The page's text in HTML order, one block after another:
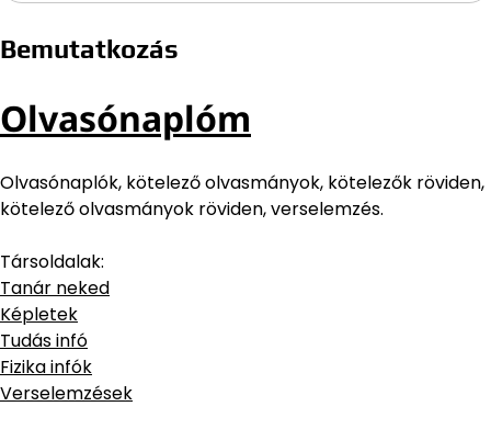
Bemutatkozás
Olvasónaplóm
Olvasónaplók, kötelező olvasmányok, kötelezők röviden,
kötelező olvasmányok röviden, verselemzés.
Társoldalak:
Tanár neked
Képletek
Tudás infó
Fizika infók
Verselemzések